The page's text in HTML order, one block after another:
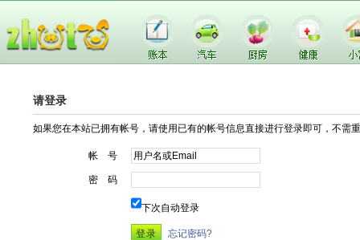
请登录
如果您在本站已拥有帐号，请使用已有的帐号信息直接进行登录即可，不需
帐 号
密 码
下次自动登录
忘记密码?